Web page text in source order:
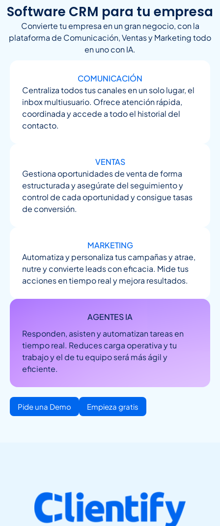
Software CRM para tu empresa
Convierte tu empresa en un gran negocio, con la
plataforma de Comunicación, Ventas y Marketing todo
en uno con IA.
COMUNICACIÓN
Centraliza todos tus canales en un solo lugar, el
inbox multiusuario. Ofrece atención rápida,
coordinada y accede a todo el historial del
contacto.
VENTAS
Gestiona oportunidades de venta de forma
estructurada y asegúrate del seguimiento y
control de cada oportunidad y consigue tasas
de conversión.
MARKETING
Automatiza y personaliza tus campañas y atrae,
nutre y convierte leads con eficacia. Mide tus
acciones en tiempo real y mejora resultados.
AGENTES IA
Responden, asisten y automatizan tareas en
tiempo real. Reduces carga operativa y tu
trabajo y el de tu equipo será más ágil y
eficiente.
Pide una Demo Empieza gratis